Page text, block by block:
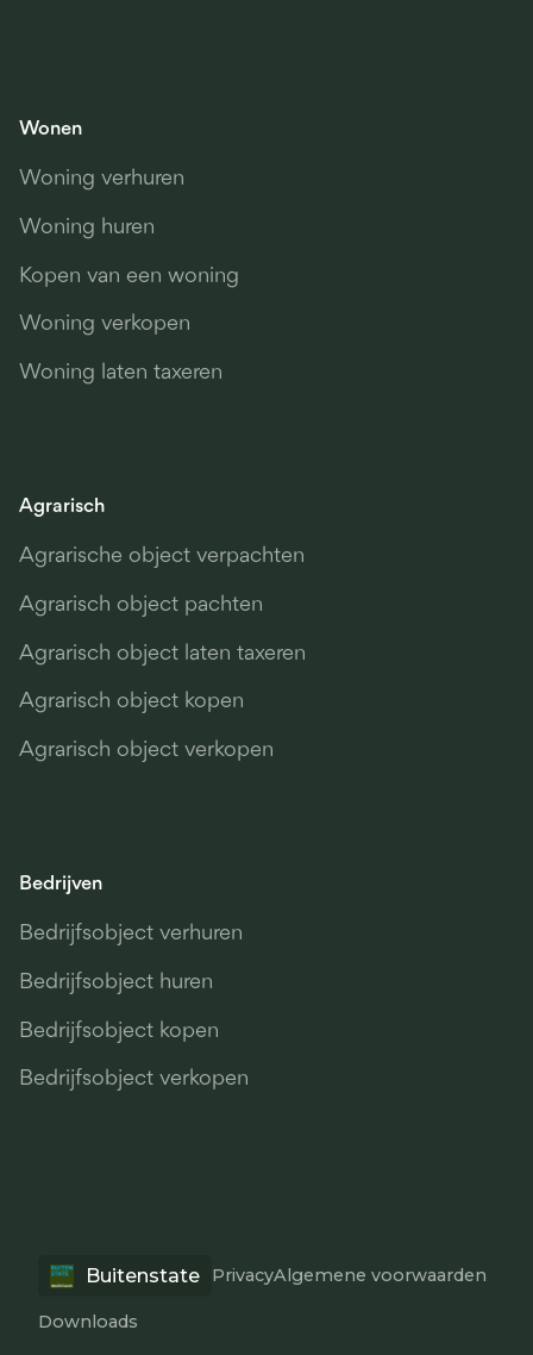
Wonen
Woning verhuren
Woning huren
Kopen van een woning
Woning verkopen
Woning laten taxeren
Agrarisch
Agrarische object verpachten
Agrarisch object pachten
Agrarisch object laten taxeren
Agrarisch object kopen
Agrarisch object verkopen
Bedrijven
Bedrijfsobject verhuren
Bedrijfsobject huren
Bedrijfsobject kopen
Bedrijfsobject verkopen
Buitenstate PrivacyAlgemene voorwaarden
Downloads